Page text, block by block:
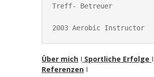
Treff- Betreuer
2003 Aerobic Instructor
Über mich I Sportliche Erfolge I
Referenzen I